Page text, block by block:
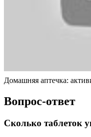
Домашняя аптечка:
Вопрос-ответ
Сколько таблеток